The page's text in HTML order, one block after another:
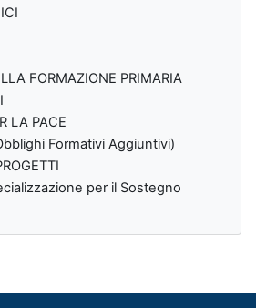
FORMAZIONE PRIMARIA
LA PACE
Formativi Aggiuntivi)
per il Sostegno